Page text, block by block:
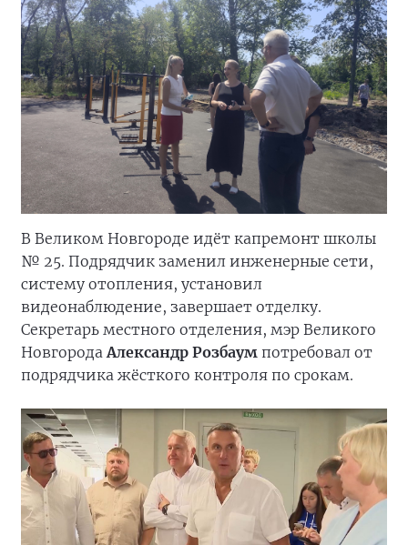
В Великом Новгороде идёт капремонт школы
№ 25. Подрядчик заменил инженерные сети,
систему отопления, установил
видеонаблюдение, завершает отделку.
Секретарь местного отделения, мэр Великого
Новгорода Александр Розбаум потребовал от
подрядчика жёсткого контроля по срокам.